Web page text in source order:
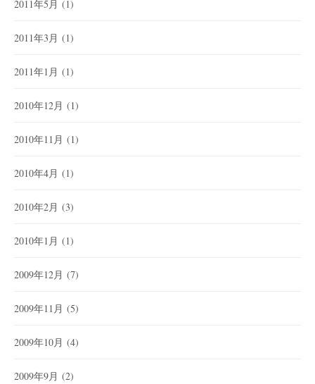
2011年5月 (1)
2011年3月 (1)
2011年1月 (1)
2010年12月 (1)
2010年11月 (1)
2010年4月 (1)
2010年2月 (3)
2010年1月 (1)
2009年12月 (7)
2009年11月 (5)
2009年10月 (4)
2009年9月 (2)